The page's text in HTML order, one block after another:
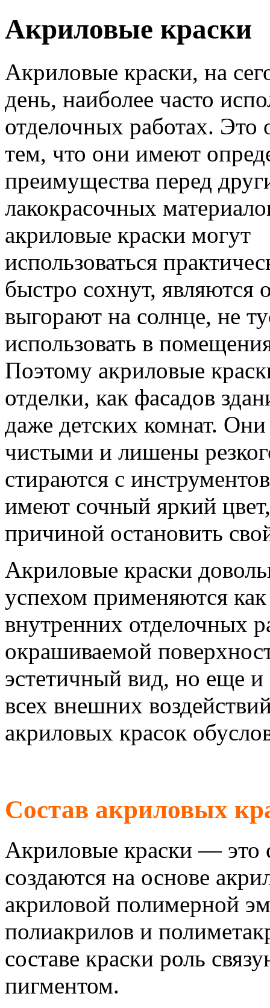
Акриловые краски
Акриловые краски, на
день, наиболее часто
отделочных работах. Это
тем, что они имеют
преимущества перед
лакокрасочных
акриловые краски могут
использоваться
быстро сохнут,
выгорают на солнце, не
использовать в
Поэтому акриловые
отделки, как фасадов
даже детских комнат.
чистыми и лишены
стираются с
имеют сочный яркий
причиной остановить
Акриловые краски
успехом применяются
внутренних отделочных
окрашиваемой
эстетичный вид, но еще
всех внешних
акриловых красок
Состав акриловых
Акриловые краски — это
создаются на основе
акриловой полимерной
полиакрилов и
составе краски роль
пигментом.